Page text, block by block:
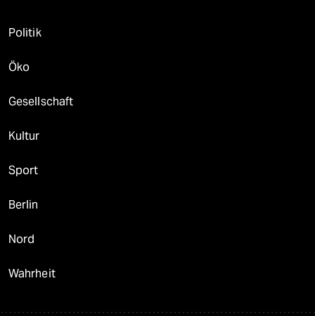
Politik
Öko
Gesellschaft
Kultur
Sport
Berlin
Nord
Wahrheit